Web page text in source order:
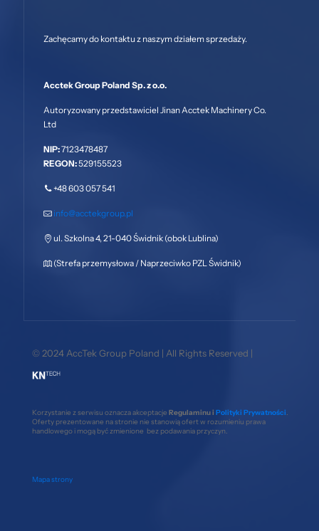
Zachęcamy do kontaktu z naszym działem sprzedaży.
Acctek Group Poland Sp. z o.o.
Autoryzowany przedstawiciel Jinan Acctek Machinery Co.
Ltd
NIP:7123478487
REGON:529155523
+48 603 057 541
info@acctekgroup.pl
ul. Szkolna 4, 21-040 Świdnik (obok Lublina)
(Strefa przemysłowa / Naprzeciwko PZL Świdnik)
© 2024 AccTek Group Poland | All Rights Reserved |
Korzystanie z serwisu oznacza akceptacje Regulaminu i Polityki Prywatności
Oferty prezentowane na stronie nie stanowią ofert w rozumieniu prawa
handlowego i mogą być zmienione bez podawania przyczyn.
Mapa strony